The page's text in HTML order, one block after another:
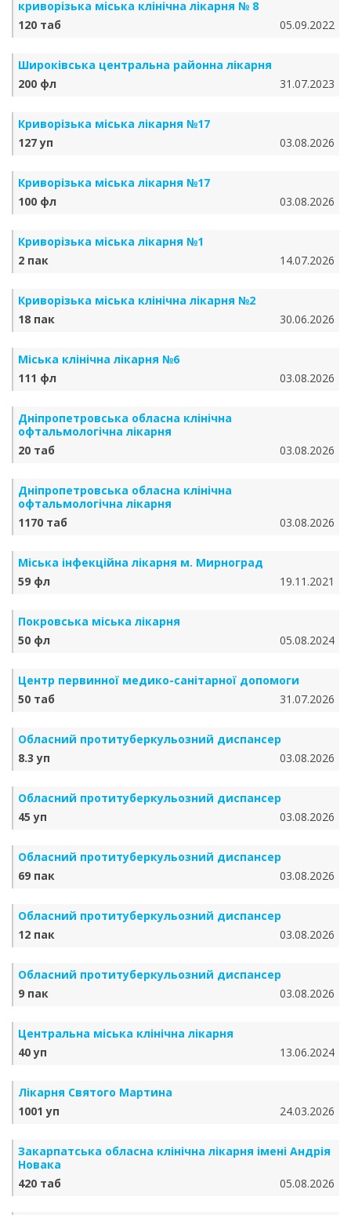
криворізька міська клінічна лікарня № 8
120 таб
05.09.2022
Широківська центральна районна лікарня
200 фл
31.07.2023
Криворізька міська лікарня №17
127 уп
03.08.2026
Криворізька міська лікарня №17
100 фл
03.08.2026
Криворізька міська лікарня №1
2 пак
14.07.2026
Криворізька міська клінічна лікарня №2
18 пак
30.06.2026
Міська клінічна лікарня №6
111 фл
03.08.2026
Дніпропетровська обласна клінічна
офтальмологічна лікарня
20 таб
03.08.2026
Дніпропетровська обласна клінічна
офтальмологічна лікарня
1170 таб
03.08.2026
Міська інфекційна лікарня м. Мирноград
59 фл
19.11.2021
Покровська міська лікарня
50 фл
05.08.2024
Центр первинної медико-санітарної допомоги
50 таб
31.07.2026
Обласний протитуберкульозний диспансер
8.3 уп
03.08.2026
Обласний протитуберкульозний диспансер
45 уп
03.08.2026
Обласний протитуберкульозний диспансер
69 пак
03.08.2026
Обласний протитуберкульозний диспансер
12 пак
03.08.2026
Обласний протитуберкульозний диспансер
9 пак
03.08.2026
Центральна міська клінічна лікарня
40 уп
13.06.2024
Лікарня Святого Мартина
1001 уп
24.03.2026
Закарпатська обласна клінічна лікарня імені Андрія
Новака
420 таб
05.08.2026